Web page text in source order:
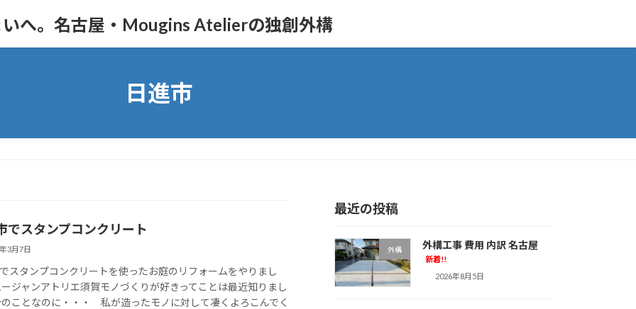
へ。名古屋・Mougins Atelierの独創外構
日進市
でスタンプコンクリート
3月7日
スタンプコンクリートを使ったお庭のリフォームをやりまし
ジャンアトリエ須賀モノづくりが好きってことは最近知りまし
ことなのに・・・ 私が造ったモノに対して凄くよろこんでく
最近の投稿
外構 外構工事 費用 内訳 名古屋
新着!!
2026年8月5日